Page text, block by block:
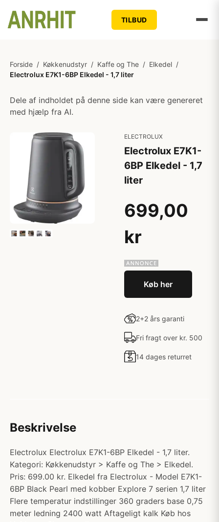
TILBUD
Forside / Køkkenudstyr / Kaffe og The / Elkedel /
Electrolux E7K1-6BP Elkedel - 1,7 liter
Dele af indholdet på denne side kan være genereret
med hjælp fra AI.
ELECTROLUX
Electrolux E7K1-
6BP Elkedel - 1,7
liter
699,00
kr
Køb her
2+2 års garanti
Fri fragt over kr. 500
14 dages returret
Beskrivelse
Electrolux Electrolux E7K1-6BP Elkedel - 1,7 liter.
Kategori: Køkkenudstyr > Kaffe og The > Elkedel.
Pris: 699.00 kr. Elkedel fra Electrolux - Model E7K1-
6BP Black Pearl med kobber Explore 7 serien 1,7 liter
Flere temperatur indstillinger 360 graders base 0,75
meter ledning 2400 watt Aftageligt kalk Køb hos